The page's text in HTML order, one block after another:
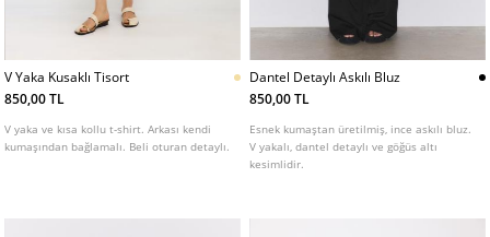
V Yaka Kusaklı Tisort
850,00 TL
V yaka ve kısa kollu t-shirt. Arkası kendi
kumaşından bağlamalı. Beli oturan detaylı.
Dantel Detaylı Askılı Bluz
850,00 TL
Esnek kumaştan üretilmiş, ince askılı bluz.
V yakalı, dantel detaylı ve göğüs altı
kesimlidir.